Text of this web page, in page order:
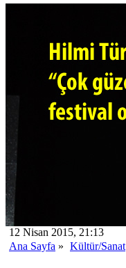
12 Nisan 2015, 21:13
Ana Sayfa » Kültür/Sanat